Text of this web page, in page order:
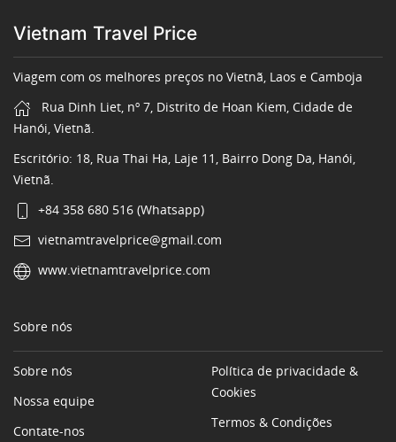
Vietnam Travel Price
Viagem com os melhores preços no Vietnã, Laos e Camboja
Rua Dinh Liet, nº 7, Distrito de Hoan Kiem, Cidade de
Hanói, Vietnã.
Escritório: 18, Rua Thai Ha, Laje 11, Bairro Dong Da, Hanói,
Vietnã.
+84 358 680 516 (Whatsapp)
vietnamtravelprice@gmail.com
www.vietnamtravelprice.com
Sobre nós
Sobre nós
Nossa equipe
Contate-nos
Política de privacidade &
Cookies
Termos & Condições